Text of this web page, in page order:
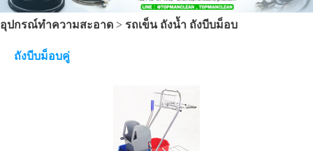
อุปกรณ์ทำความสะอาด > รถเข็น ถังน้ำ ถังบีบม็อบ
ถังบีบม็อบคู่